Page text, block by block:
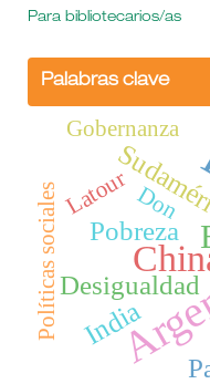
Para bibliotecarios/as
Palabras clave
Desigualdad
Pobreza
India
Don
Gobernanza
Políticas socialesLatour